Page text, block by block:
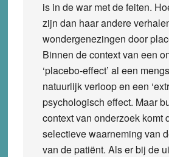
is in de war met de feiten.
zijn dan haar andere
wondergenezingen door
Binnen de context van een
‘placebo-effect’ al een
natuurlijk verloop en een
psychologisch effect. Maar
context van onderzoek komt
selectieve waarneming van
van de patiënt. Als er bij de